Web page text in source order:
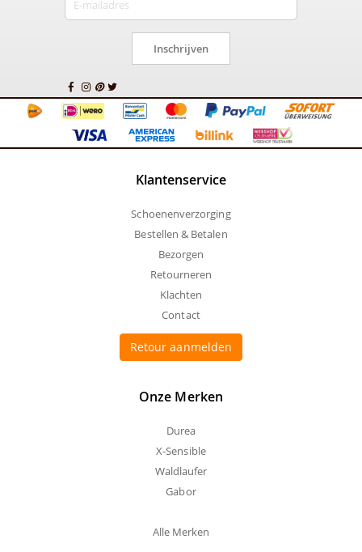
Inschrijven
Klantenservice
Schoenenverzorging
Bestellen & Betalen
Bezorgen
Retourneren
Klachten
Contact
Retour aanmelden
Onze Merken
Durea
X-Sensible
Waldlaufer
Gabor
Alle Merken